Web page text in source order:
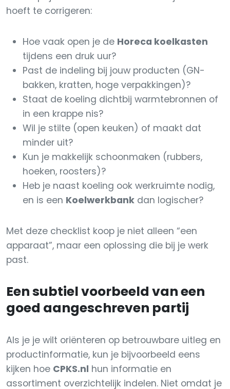
hoeft te corrigeren:
Hoe vaak open je de Horeca koelkasten
tijdens een druk uur?
Past de indeling bij jouw producten (GN-
bakken, kratten, hoge verpakkingen)?
Staat de koeling dichtbij warmtebronnen of
in een krappe nis?
Wil je stilte (open keuken) of maakt dat
minder uit?
Kun je makkelijk schoonmaken (rubbers,
hoeken, roosters)?
Heb je naast koeling ook werkruimte nodig,
en is een Koelwerkbank dan logischer?
Met deze checklist koop je niet alleen “een
apparaat”, maar een oplossing die bij je werk
past.
Een subtiel voorbeeld van een
goed aangeschreven partij
Als je je wilt oriënteren op betrouwbare uitleg en
productinformatie, kun je bijvoorbeeld eens
kijken hoe CPKS.nl hun informatie en
assortiment overzichtelijk indelen. Niet omdat je